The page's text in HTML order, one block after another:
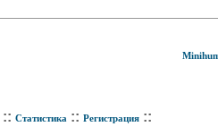
:: Статистика :: Регистрация ::